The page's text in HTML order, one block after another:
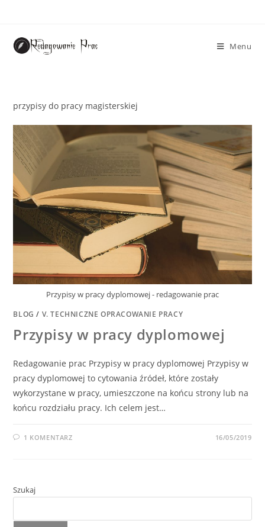
Menu
przypisy do pracy magisterskiej
Przypisy w pracy dyplomowej - redagowanie prac
BLOG / V. TECHNICZNE OPRACOWANIE PRACY
Przypisy w pracy dyplomowej
Redagowanie prac Przypisy w pracy dyplomowej Przypisy w
pracy dyplomowej to cytowania źródeł, które zostały
wykorzystane w pracy, umieszczone na końcu strony lub na
końcu rozdziału pracy. Ich celem jest…
1 KOMENTARZ 16/05/2019
Szukaj